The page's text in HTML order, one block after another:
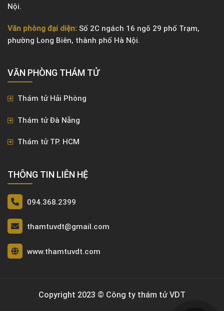
Nội.
Văn phòng đại diện: Số 2C ngách 16 ngõ 29 phố Trạm,
phường Long Biên, thành phố Hà Nội.
VĂN PHÒNG ​THÁM TỬ
Thám tử Hải Phòng
Thám tử Đà Nẵng
Thám tử TP. HCM
THÔNG TIN LIÊN HỆ
094.368.2399
thamtuvdt@gmail.com
www.thamtuvdt.com
Copyright 2023 © Công ty thám tử VDT